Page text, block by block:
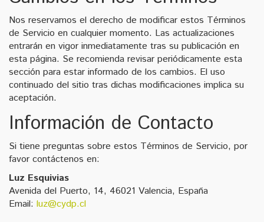
Nos reservamos el derecho de modificar estos Términos
de Servicio en cualquier momento. Las actualizaciones
entrarán en vigor inmediatamente tras su publicación en
esta página. Se recomienda revisar periódicamente esta
sección para estar informado de los cambios. El uso
continuado del sitio tras dichas modificaciones implica su
aceptación.
Información de Contacto
Si tiene preguntas sobre estos Términos de Servicio, por
favor contáctenos en:
Luz Esquivias
Avenida del Puerto, 14, 46021 Valencia, España
Email: luz@cydp.cl